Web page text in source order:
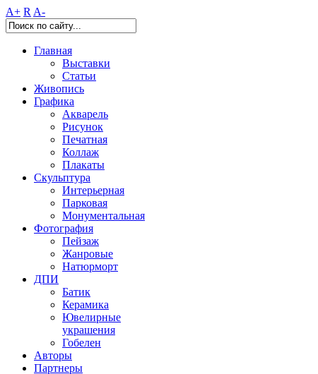
A+ R A-
Главная
Выставки
Статьи
Живопись
Графика
Акварель
Рисунок
Печатная
Коллаж
Плакаты
Скульптура
Интерьерная
Парковая
Монументальная
Фотография
Пейзаж
Жанровые
Натюрморт
ДПИ
Батик
Керамика
Ювелирные
украшения
Гобелен
Авторы
Партнеры